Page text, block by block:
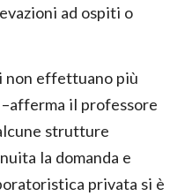
ad ospiti o
effettuano più
il professore
strutture
la domanda e
privata si è